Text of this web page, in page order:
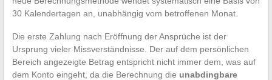
30 Kalendertagen an, unabhängig vom betroffenen Monat.
Die erste Zahlung nach Eröffnung der Ansprüche ist der
Ursprung vieler Missverständnisse. Der auf dem persönlichen
Bereich angezeigte Betrag entspricht nicht immer dem, was auf
dem Konto eingeht, da die Berechnung die unabdingbare